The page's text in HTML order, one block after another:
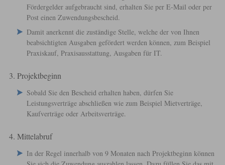
Fördergelder aufgebraucht sind, erhalten Sie per E-Mail oder per
Post einen Zuwendungsbescheid.
Damit anerkennt die zuständige Stelle, welche der von Ihnen
beabsichtigten Ausgaben gefördert werden können, zum Beispiel
Praxiskauf, Praxisausstattung, Ausgaben für IT.
3. Projektbeginn
Sobald Sie den Bescheid erhalten haben, dürfen Sie
Leistungsverträge abschließen wie zum Beispiel Mietverträge,
Kaufverträge oder Arbeitsverträge.
4. Mittelabruf
In der Regel innerhalb von 9 Monaten nach Projektbeginn können